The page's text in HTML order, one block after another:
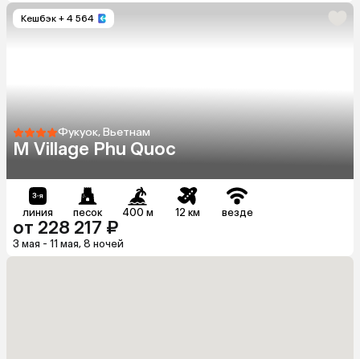
Кешбэк + 4 564
Фукуок, Вьетнам
M Village Phu Quoc
линия песок 400 м 12 км везде
от 228 217 ₽
3 мая - 11 мая, 8 ночей